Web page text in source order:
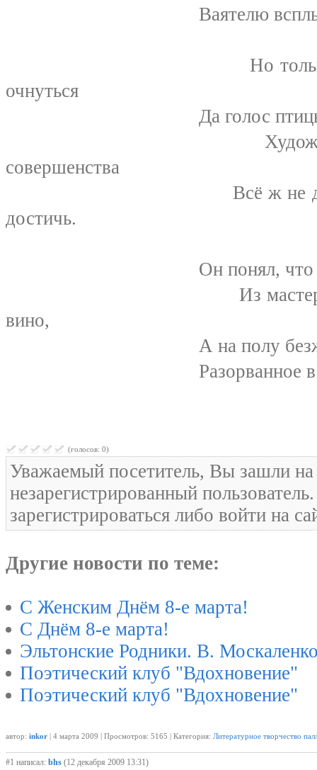
Ваятелю всплывает из
Но только шорох
очнуться
Да голос птицы,
Художник понял,
совершенства
Всё ж не дано
достичь.
Он понял, что его
Из мастерской
вино,
А на полу
Разорванное в
(голосов: 0)
Уважаемый посетитель, Вы зашли на
незарегистрированный
зарегистрироваться либо войти на
Другие новости по теме:
С Женским Днём 8-е марта!
С Днём 8-е марта!
Эльтонские Родники. В.
Поэтический клуб "Вдохновение"
Поэтический клуб "Вдохновение"
автор: inkor | 4 марта 2009 | Просмотров: 5165 | Категория: Литературное творчество
#1 написал: bhs (12 декабря 2009 13:31)